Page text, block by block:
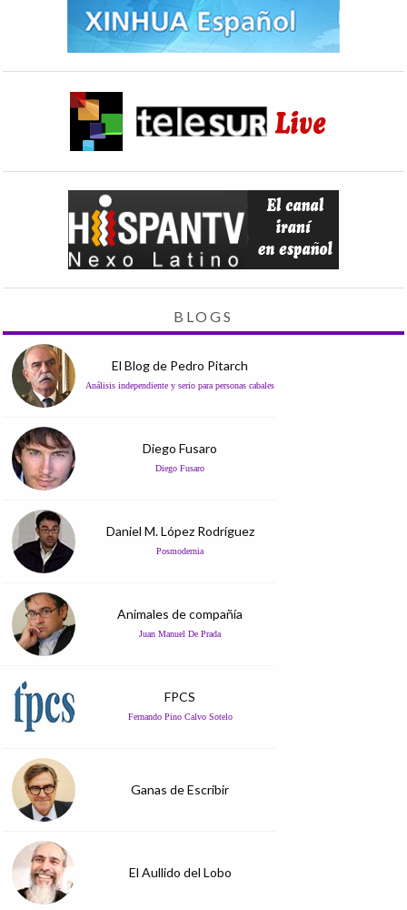
BLOGS
El Blog de Pedro Pitarch
Análisis independiente y serio para personas cabales
Diego Fusaro
Diego Fusaro
Daniel M. López Rodríguez
Posmodernia
Animales de compañía
Juan Manuel De Prada
FPCS
Fernando Pino Calvo Sotelo
Ganas de Escribir
El Aullido del Lobo